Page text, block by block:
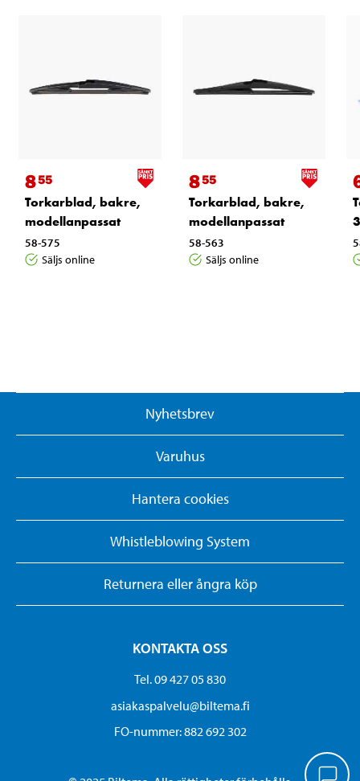
855
Torkarblad, bakre,
modellanpassat
58-575
Säljs online
855
Torkarblad, bakre,
modellanpassat
58-563
Säljs online
Nyhetsbrev
Varuhus
Hantera cookies
Whistleblowing System
Returnera eller ångra köp
KONTAKTA OSS
Tel. 09 427 05 830
asiakaspalvelu@biltema.fi
FO-nummer:​ 882 692 302